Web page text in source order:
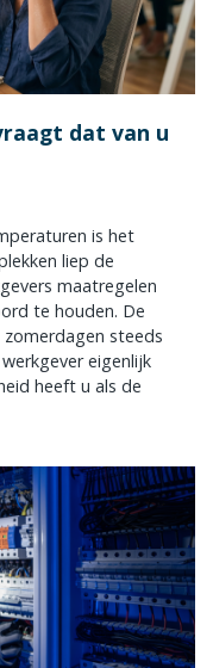
dat van u
is het
liep de
maatregelen
te houden. De
steeds
eigenlijk
heeft u als de